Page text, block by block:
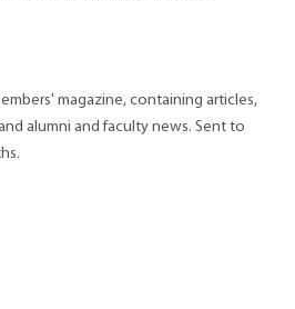
magazine, containing articles,
alumni and faculty news. Sent to